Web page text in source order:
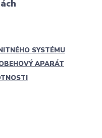
SYSTÉMU
APARÁT